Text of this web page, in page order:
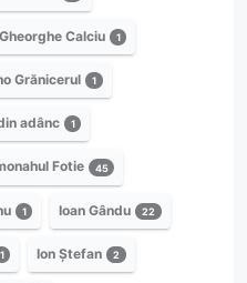
Calciu 1
Grănicerul 1
adânc 1
Fotie 45
1 Ioan Gându 22
1 Ion Ștefan 2